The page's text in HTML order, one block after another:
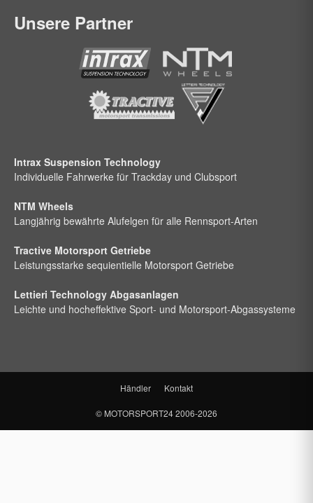
Unsere Partner
Intrax Suspension Technology
Individuelle Fahrwerke für Trackday und Clubsport
NTM Wheels
Langjährig bewährte Alufelgen für alle Rennsport-Arten
Tractive Motorsport Getriebe
Leistungsstarke sequientielle Motorsport Getriebe
Lettieri Technology Abgasanlagen
Leichte und hocheffektive Sport- und Motorsport-Abgassysteme
Händler Kontakt
© MOTORSPORT242006-2026